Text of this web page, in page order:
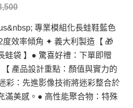
專業模組化長蛙鞋藍色
效率傾角 ✦ 義大利製造【 🎁
蛙袋 】● 驚喜好禮：下單即贈
產品設計重點：顏值與實力的
彩：先進影像技術將迷彩整合於
滿美感。● 高性能聚合物：特殊